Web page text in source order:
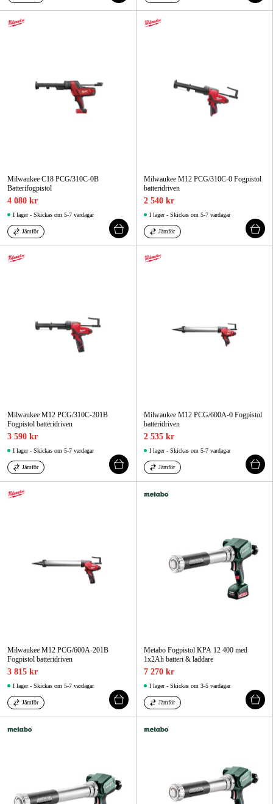
Milwaukee C18 PCG/310C-0B
Batterifogpistol
4 080 kr
I lager - Skickas om 5-7 vardagar
Jämför
Milwaukee M12 PCG/310C-0 Fogpistol
batteridriven
2 540 kr
I lager - Skickas om 5-7 vardagar
Jämför
Milwaukee M12 PCG/310C-201B
Fogpistol batteridriven
3 590 kr
I lager - Skickas om 5-7 vardagar
Jämför
Milwaukee M12 PCG/600A-0 Fogpistol
batteridriven
2 535 kr
I lager - Skickas om 5-7 vardagar
Jämför
Milwaukee M12 PCG/600A-201B
Fogpistol batteridriven
3 815 kr
I lager - Skickas om 5-7 vardagar
Jämför
Metabo Fogpistol KPA 12 400 med
1x2Ah batteri & laddare
7 270 kr
I lager - Skickas om 3-5 vardagar
Jämför